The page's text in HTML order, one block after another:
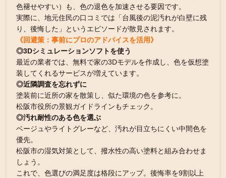
色褪せやすい）も、色の退色を加速させる要因です。
実際に、地元住民の口コミでは「台風後の泥汚れが白壁に残
り、後悔した」というエピソードが散見されます。
《回避策：事前にプロのアドバイスを活用》
◎3Dシミュレーションソフトを使う
最近の業者では、無料で家の3Dモデルを作成し、色を仮想塗
装してくれるサービスが増えています。
◎近隣調査を忘れずに
塗装前に近所の家を散策し、似た環境の色を参考に。
松阪市役所の景観ガイドラインもチェック。
◎汚れ耐性のある色を選ぶ
ベージュやライトグレーなど、汚れが目立ちにくい中間色を
優先。
松阪市の湿気対策として、撥水性の高い塗料と組み合わせま
しょう。
これで、色選びの満足度は格段にアップ。後悔率を9割以上